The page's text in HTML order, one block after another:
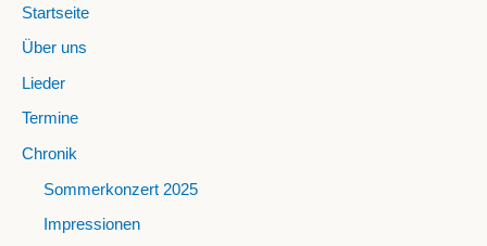
Startseite
Über uns
Lieder
Termine
Chronik
Sommerkonzert 2025
Impressionen